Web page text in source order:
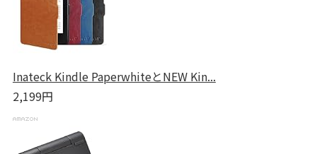
Inateck Kindle PaperwhiteとNEW Kin...
2,199円